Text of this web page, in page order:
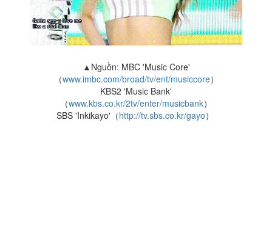
▲Nguồn: MBC 'Music Core'
（www.imbc.com/broad/tv/ent/musiccore）
KBS2 'Music Bank'
（www.kbs.co.kr/2tv/enter/musicbank）
SBS 'Inkikayo'（http://tv.sbs.co.kr/gayo）